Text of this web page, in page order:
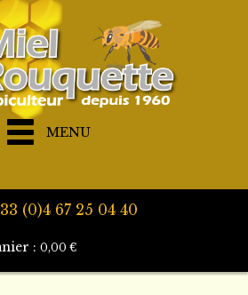
MENU
(0)4 67 25 04 40
: 0,00 €